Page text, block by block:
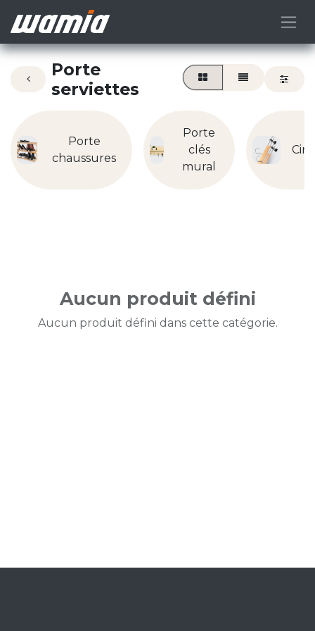
Porte
serviettes
Porte
chaussures
Porte
clés
mural
Aucun produit défini
Aucun produit défini dans cette catégorie.